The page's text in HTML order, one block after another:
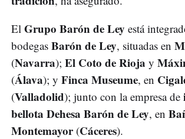
El Grupo Barón de Ley está
bodegas Barón de Ley, situadas en
(Navarra); El Coto de Rioja y
(Álava); y Finca Museume, en
(Valladolid); junto con la empresa de
bellota Dehesa Barón de Ley, en
Montemayor(Cáceres).